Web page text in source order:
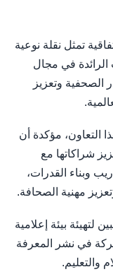
تمثل نقلة نوعية
في مجال
الصحفية وتعزيز
التعاون، مؤكدة أن
شراكاتها مع
وبناء القدرات،
مهنية الصحافة.
لتهيئة بيئة إعلامية
في نشر المعرفة
والتعليم.